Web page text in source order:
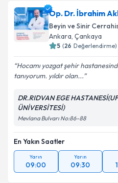
Op. Dr. İbrahim
Beyin ve Sinir
Ankara, Çankaya
5 (26 Değerlendirme)
Hocamı yozgat şehir
tanıyorum. yıldır olan...
DR.RIDVAN EGE
ÜNİVERSİTESİ)
Mevlana Bulvarı No:86-88
En Yakın Saatler
Yarın
09:00
Yarın
09:30